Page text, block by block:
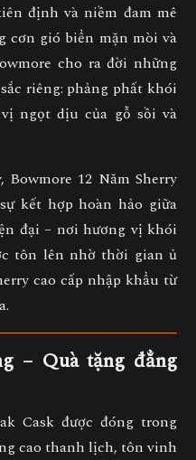
định và niềm đam mê
cơn gió biển mặn mòi và
cho ra đời những
riêng: phảng phất khói
ngọt dịu của gỗ sồi và
Bowmore 12 Năm Sherry
kết hợp hoàn hảo giữa
đại – nơi hương vị khói
tôn lên nhờ thời gian ủ
cao cấp nhập khẩu từ
– Quà tặng đẳng
Cask được đóng trong
cao thanh lịch, tôn vinh